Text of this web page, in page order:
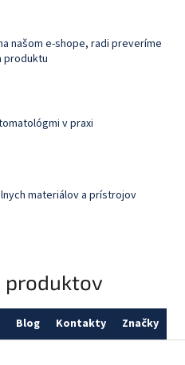
p
r
v
u
našom e-shope, radi preveríme
produktu
v praxi
materiálov a prístrojov
produktov
Blog Kontakty Značky